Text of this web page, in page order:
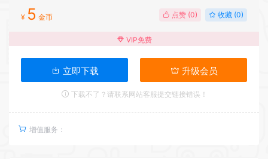
¥ 5 金币 点赞 (0) 收藏 (0)
VIP免费
立即下载 升级会员
下载不了？请联系网站客服提交链接错误！
增值服务：